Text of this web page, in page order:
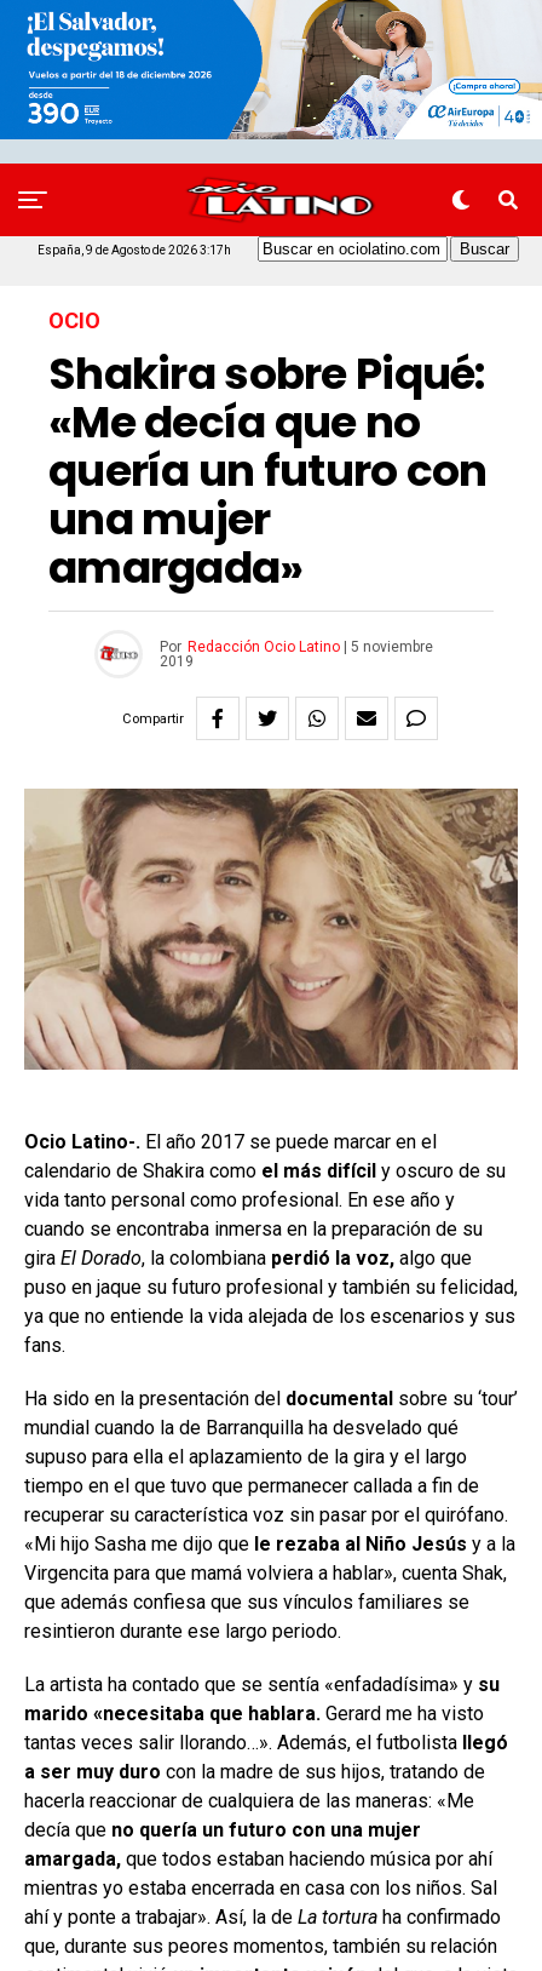
España, 9 de Agosto de 2026 3:17h
OCIO
Shakira sobre Piqué:
«Me decía que no
quería un futuro con
una mujer
amargada»
Por Redacción Ocio Latino| 5 noviembre
2019
Compartir
Ocio Latino-. El año 2017 se puede marcar en el
calendario de Shakira como el más difícil y oscuro de su
vida tanto personal como profesional. En ese año y
cuando se encontraba inmersa en la preparación de su
gira El Dorado, la colombiana perdió la voz, algo que
puso en jaque su futuro profesional y también su felicidad,
ya que no entiende la vida alejada de los escenarios y sus
fans.
Ha sido en la presentación del documental sobre su ‘tour’
mundial cuando la de Barranquilla ha desvelado qué
supuso para ella el aplazamiento de la gira y el largo
tiempo en el que tuvo que permanecer callada a fin de
recuperar su característica voz sin pasar por el quirófano.
«Mi hijo Sasha me dijo que le rezaba al Niño Jesús y a la
Virgencita para que mamá volviera a hablar», cuenta Shak,
que además confiesa que sus vínculos familiares se
resintieron durante ese largo periodo.
La artista ha contado que se sentía «enfadadísima» y su
marido «necesitaba que hablara. Gerard me ha visto
tantas veces salir llorando…». Además, el futbolista llegó
a ser muy duro con la madre de sus hijos, tratando de
hacerla reaccionar de cualquiera de las maneras: «Me
decía que no quería un futuro con una mujer
amargada, que todos estaban haciendo música por ahí
mientras yo estaba encerrada en casa con los niños. Sal
ahí y ponte a trabajar». Así, la de La tortura ha confirmado
que, durante sus peores momentos, también su relación